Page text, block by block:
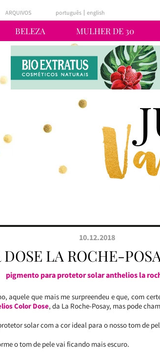
BELEZA MULHER DE 30
ARQUIVOS português english
10.12.2018
LA ROCHE-
pigmento para protetor solar anthelios la
aquele que mais me surpreendeu e que, com
Color Dose, da La Roche-Posay, mas pode
solar com a cor ideal para o nosso tom de
o tom de pele vai ficando mais escuro.